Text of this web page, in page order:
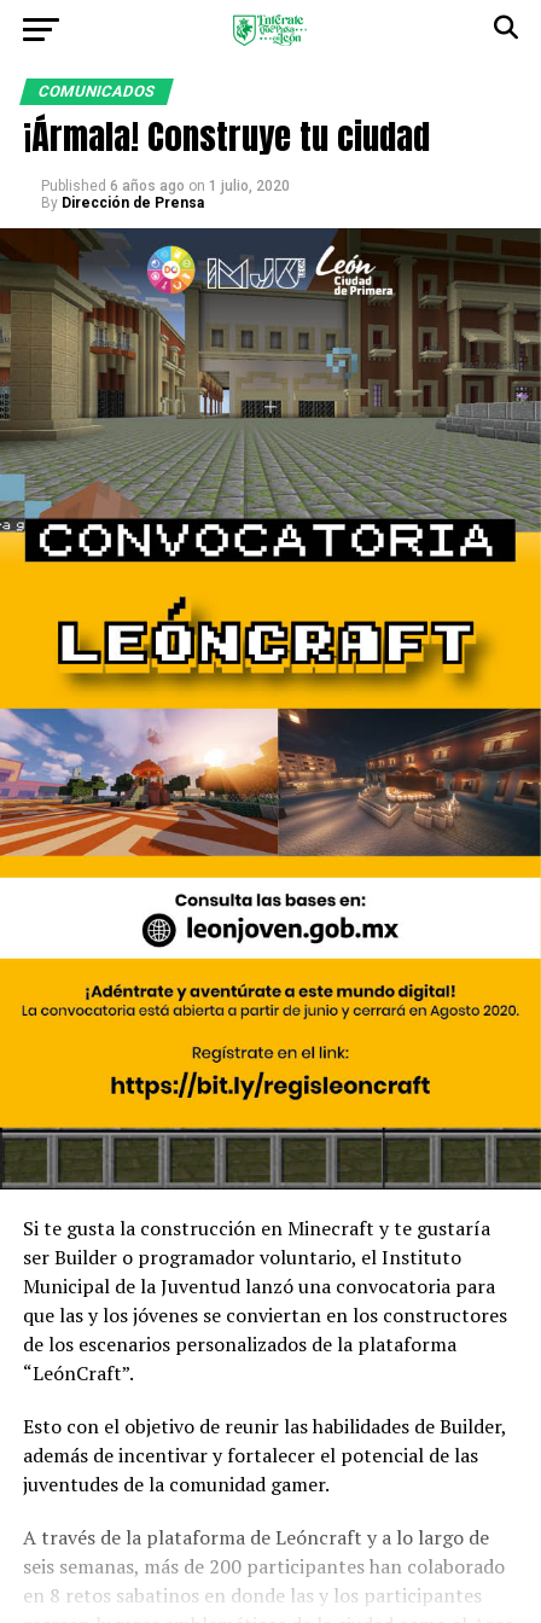
COMUNICADOS
¡Ármala! Construye tu ciudad
Published 6 años ago on 1 julio, 2020
By Dirección de Prensa
Si te gusta la construcción en Minecraft y te gustaría
ser Builder o programador voluntario, el Instituto
Municipal de la Juventud lanzó una convocatoria para
que las y los jóvenes se conviertan en los constructores
de los escenarios personalizados de la plataforma
“LeónCraft”.
Esto con el objetivo de reunir las habilidades de Builder,
además de incentivar y fortalecer el potencial de las
juventudes de la comunidad gamer.
A través de la plataforma de Leóncraft y a lo largo de
seis semanas, más de 200 participantes han colaborado
en 8 retos sabatinos en donde las y los participantes